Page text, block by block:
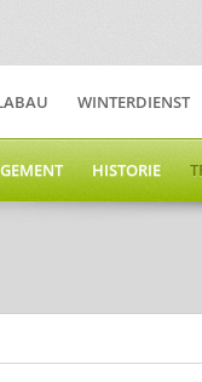
WINTERDIENST
HISTORIE